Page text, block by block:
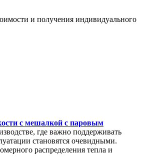
и получения индивидуального
с мешалкой с паровым
где важно поддерживать
становятся очевидными.
распределения тепла и